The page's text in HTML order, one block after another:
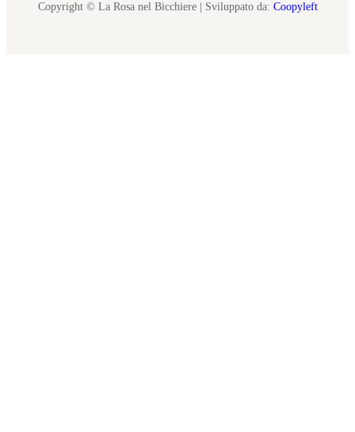
Copyright © La Rosa nel Bicchiere | Sviluppato da: Coopyleft